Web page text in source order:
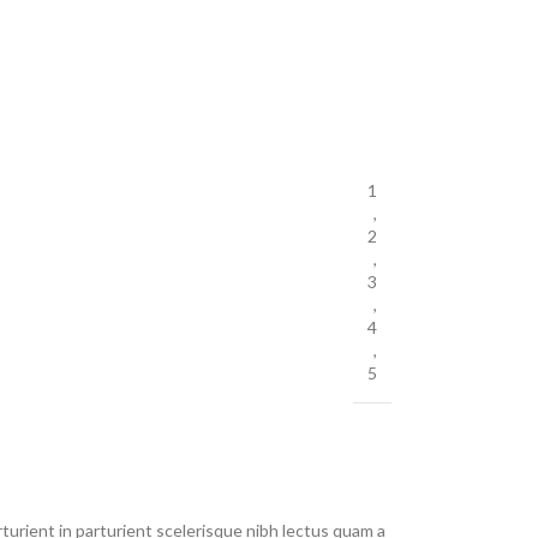
1
,
2
,
3
,
4
,
5
in parturient scelerisque nibh lectus quam a